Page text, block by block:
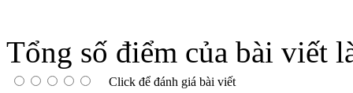
Tổng số điểm của bài viết
Click để đánh giá bài viết